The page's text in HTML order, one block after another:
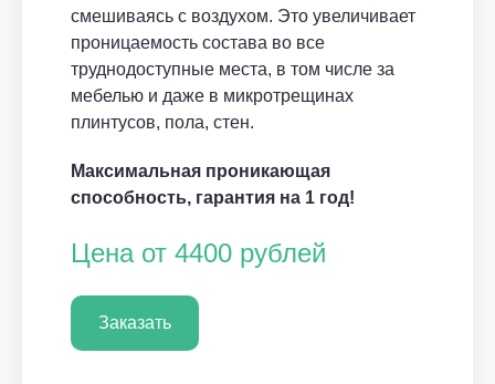
смешиваясь с воздухом. Это увеличивает
проницаемость состава во все
труднодоступные места, в том числе за
мебелью и даже в микротрещинах
плинтусов, пола, стен.
Максимальная проникающая
способность, гарантия на 1 год!
Цена от 4400 рублей
Заказать